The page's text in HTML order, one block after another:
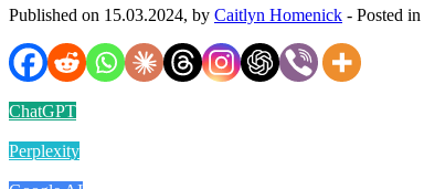
Published on 15.03.2024, by Caitlyn Homenick - Posted in
ChatGPT
Perplexity